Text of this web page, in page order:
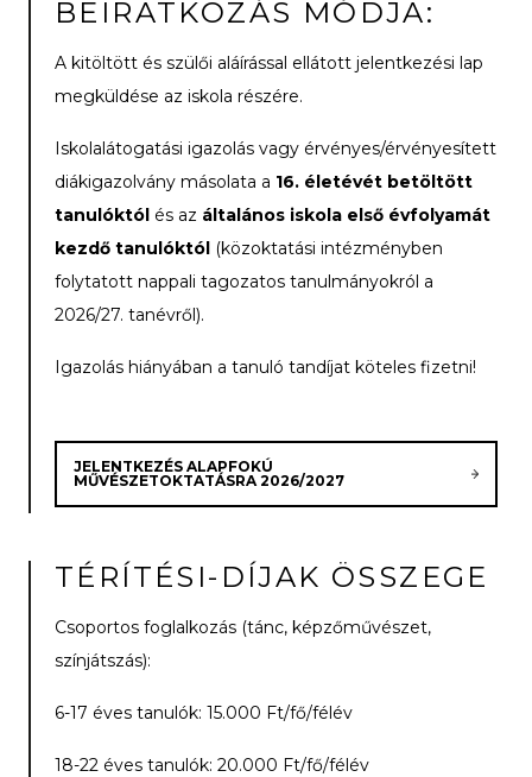
BEIRATKOZÁS MÓDJA:
A kitöltött és szülői aláírással ellátott jelentkezési lap
megküldése az iskola részére.
Iskolalátogatási igazolás vagy érvényes/érvényesített
diákigazolvány másolata a 16. életévét betöltött
tanulóktól és az általános iskola első évfolyamát
kezdő tanulóktól (közoktatási intézményben
folytatott nappali tagozatos tanulmányokról a
2026/27. tanévről).
Igazolás hiányában a tanuló tandíjat köteles fizetni!
JELENTKEZÉS ALAPFOKÚ
MŰVÉSZETOKTATÁSRA 2026/2027
TÉRÍTÉSI-DÍJAK ÖSSZEGE
Csoportos foglalkozás (tánc, képzőművészet,
színjátszás):
6-17 éves tanulók: 15.000 Ft/fő/félév
18-22 éves tanulók: 20.000 Ft/fő/félév